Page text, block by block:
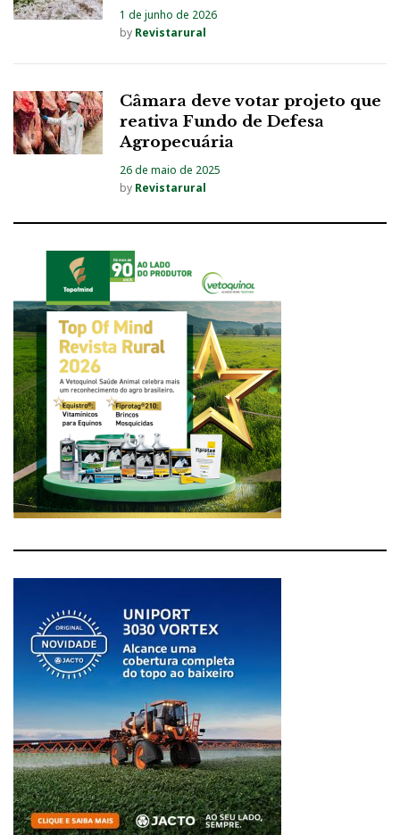
1 de junho de 2026
by Revistarural
Câmara deve votar projeto que
reativa Fundo de Defesa
Agropecuária
26 de maio de 2025
by Revistarural